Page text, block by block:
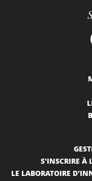
S'INSCRIRE À
LE LABORATOIRE